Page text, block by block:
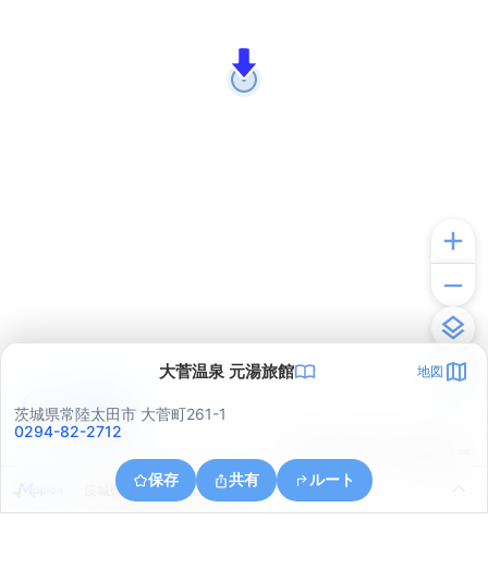
大菅温泉 元湯旅館 地図
茨城県常陸太田市 大菅町261-1
0294-82-2712
保存 共有 ルート
茨城県常陸太田市上深荻町
アプリで見る